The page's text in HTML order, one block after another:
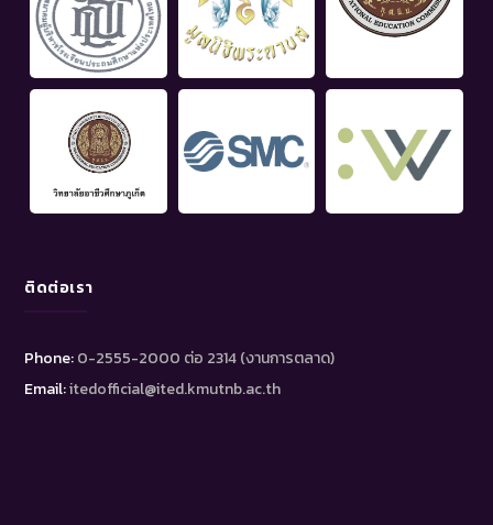
ติดต่อเรา
Phone:0-2555-2000 ต่อ 2314 (งานการตลาด)
Email:itedofficial@ited.kmutnb.ac.th